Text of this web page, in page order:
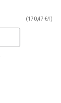
(170,47 €/l)